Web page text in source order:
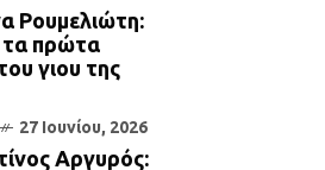
Ρουμελιώτη:
τα πρώτα
γιου της
27 Ιουνίου, 2026
Αργυρός: